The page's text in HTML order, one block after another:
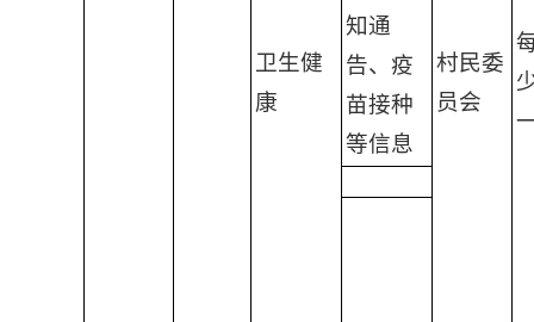
卫生健
康
村民委
员会
知通
告、疫
苗接种
等信息